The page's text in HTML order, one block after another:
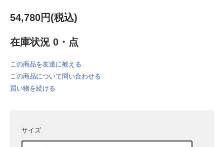
54,780円(税込)
在庫状況 0・点
この商品を友達に教える
この商品について問い合わせる
買い物を続ける
サイズ